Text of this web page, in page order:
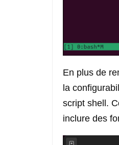
En plus de
la
script shell.
inclure des